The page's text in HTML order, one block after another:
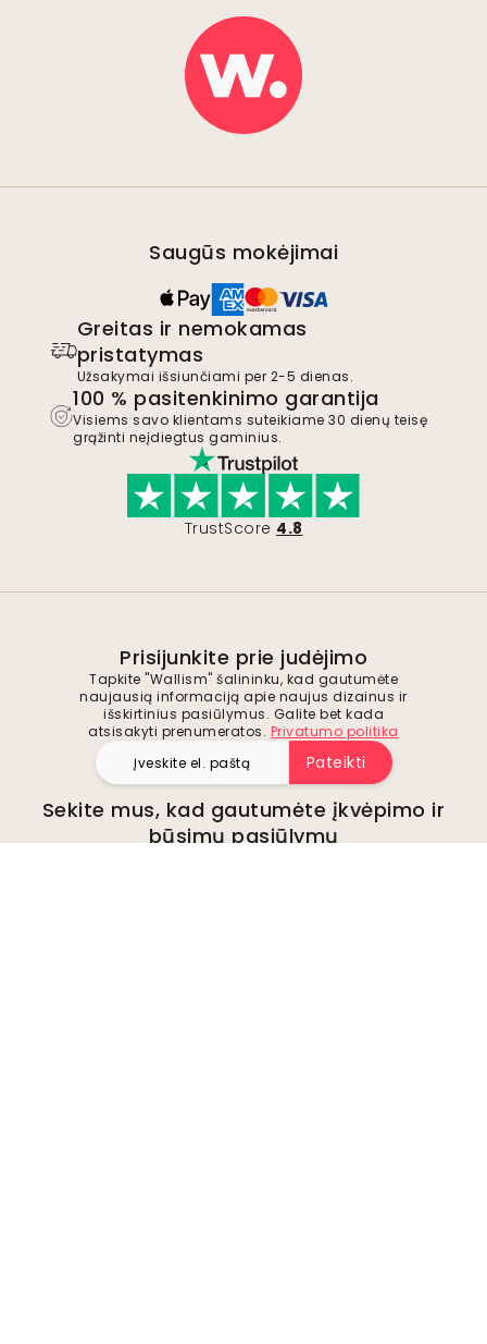
Saugūs mokėjimai
Greitas ir nemokamas
pristatymas
Užsakymai išsiunčiami per 2-5 dienas.
100 % pasitenkinimo garantija
Visiems savo klientams suteikiame 30 dienų teisę
grąžinti neįdiegtus gaminius.
TrustScore 4.8
Prisijunkite prie judėjimo
Tapkite "Wallism" šalininku, kad gautumėte
naujausią informaciją apie naujus dizainus ir
išskirtinius pasiūlymus. Galite bet kada
atsisakyti prenumeratos. Privatumo politika
Pateikti
Sekite mus, kad gautumėte įkvėpimo ir
būsimų pasiūlymų